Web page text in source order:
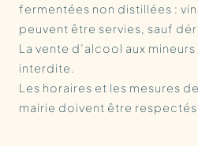
fermentées non distillées :
peuvent être servies, sauf
La vente d’alcool aux
interdite.
Les horaires et les mesures
mairie doivent être respectés